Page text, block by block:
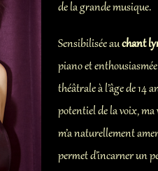
de la grande musique.
Sensibilisée auchant
piano et
théâtrale à l’âge de 14
potentiel de la voix, ma
m’a naturellement
permet d’incarner un